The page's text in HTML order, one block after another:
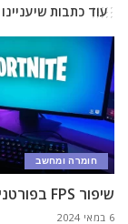
עוד כתבות
חומרה ומחשב
שיפור FPS בפורטנייט
6 במאי 2024